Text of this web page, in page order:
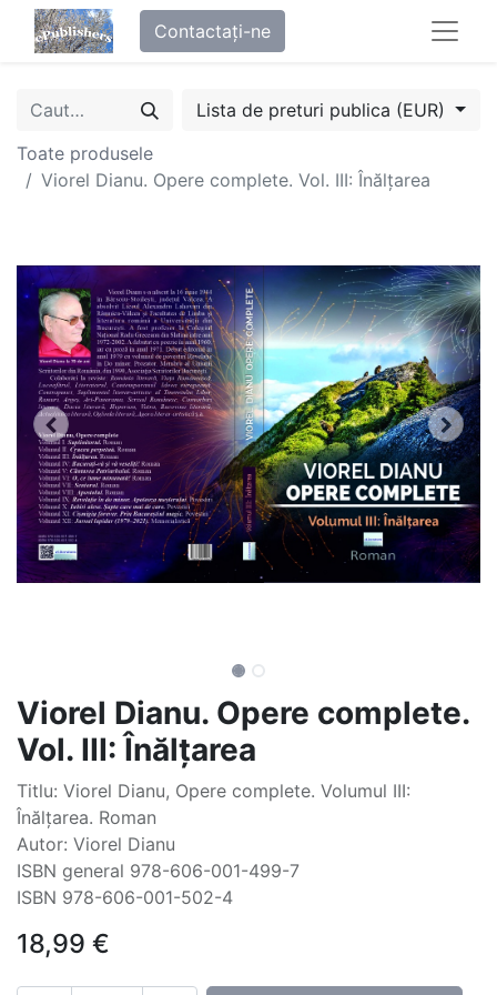
Contactați-ne
Lista de preturi publica (EUR)
Toate produsele
Viorel Dianu. Opere complete. Vol. III: Înălțarea
Viorel Dianu. Opere complete.
Vol. III: Înălțarea
Titlu: Viorel Dianu, Opere complete. Volumul III:
Înălțarea. Roman
Autor: Viorel Dianu
ISBN general 978-606-001-499-7
ISBN 978-606-001-502-4
18,99 €